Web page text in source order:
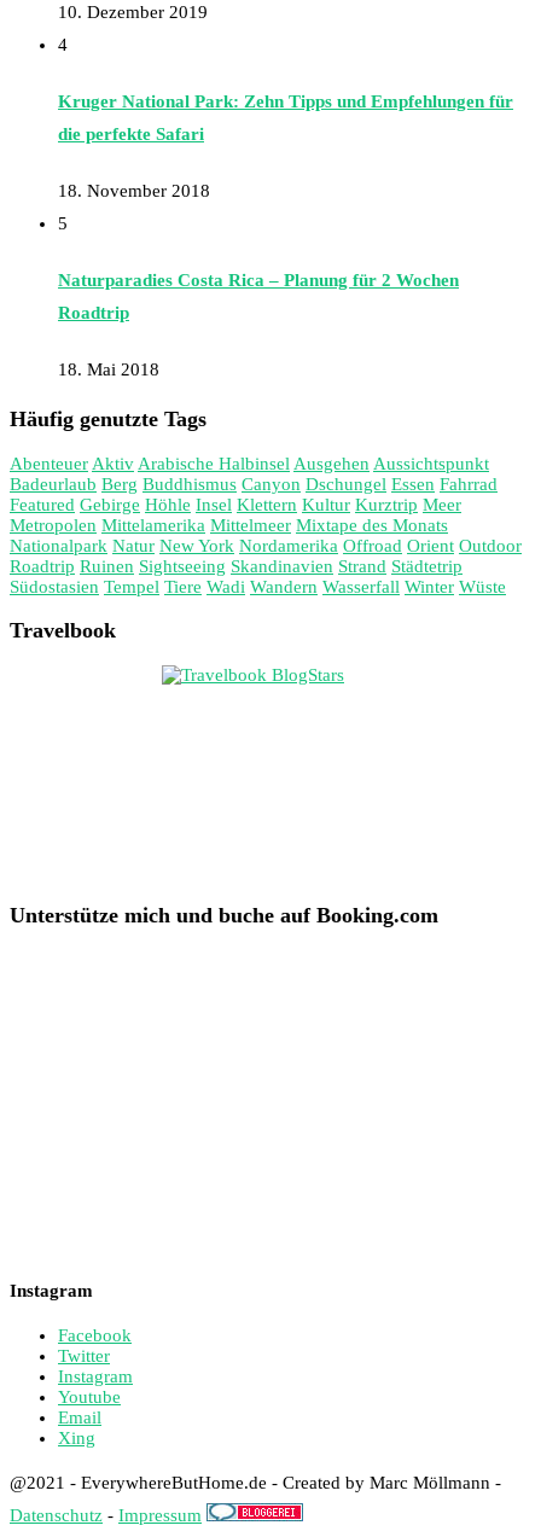
10. Dezember 2019
4
Kruger National Park: Zehn Tipps und Empfehlungen für
die perfekte Safari
18. November 2018
5
Naturparadies Costa Rica – Planung für 2 Wochen
Roadtrip
18. Mai 2018
Häufig genutzte Tags
Abenteuer Aktiv Arabische Halbinsel Ausgehen Aussichtspunkt
Badeurlaub Berg Buddhismus Canyon Dschungel Essen Fahrrad
Featured Gebirge Höhle Insel Klettern Kultur Kurztrip Meer
Metropolen Mittelamerika Mittelmeer Mixtape des Monats
Nationalpark Natur New York Nordamerika Offroad Orient Outdoor
Roadtrip Ruinen Sightseeing Skandinavien Strand Städtetrip
Südostasien Tempel Tiere Wadi Wandern Wasserfall Winter Wüste
Travelbook
Unterstütze mich und buche auf Booking.com
Instagram
Facebook
Twitter
Instagram
Youtube
Email
Xing
@2021 - EverywhereButHome.de - Created by Marc Möllmann -
Datenschutz - Impressum